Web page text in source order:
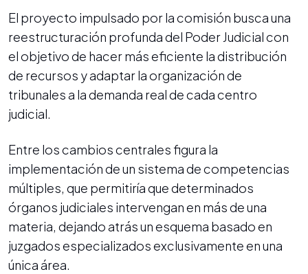
El proyecto impulsado por la comisión busca una
reestructuración profunda del Poder Judicial con
el objetivo de hacer más eficiente la distribución
de recursos y adaptar la organización de
tribunales a la demanda real de cada centro
judicial.
Entre los cambios centrales figura la
implementación de un sistema de competencias
múltiples, que permitiría que determinados
órganos judiciales intervengan en más de una
materia, dejando atrás un esquema basado en
juzgados especializados exclusivamente en una
única área.